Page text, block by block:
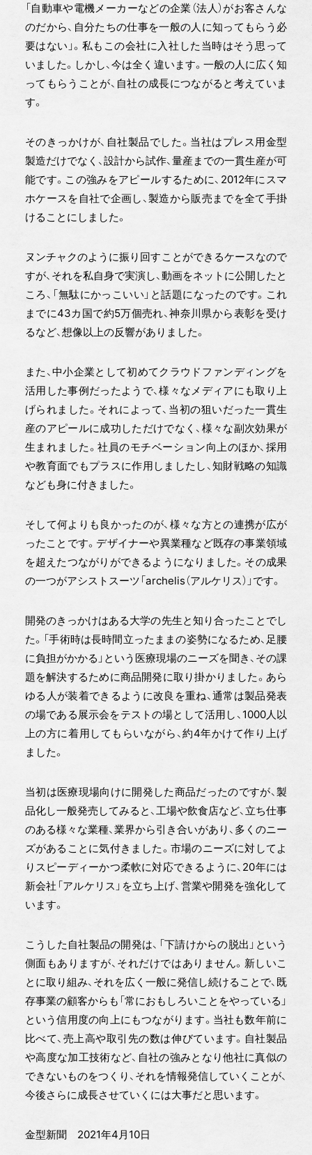
「自動車や電機メーカーなどの企業（法人）がお客さんな
のだから、自分たちの仕事を一般の人に知ってもらう必
要はない」。私もこの会社に入社した当時はそう思って
いました。しかし、今は全く違います。一般の人に広く知
ってもらうことが、自社の成長につながると考えていま
す。
そのきっかけが、自社製品でした。当社はプレス用金型
製造だけでなく、設計から試作、量産までの一貫生産が可
能です。この強みをアピールするために、2012年にスマ
ホケースを自社で企画し、製造から販売までを全て手掛
けることにしました。
ヌンチャクのように振り回すことができるケースなので
すが、それを私自身で実演し、動画をネットに公開したと
ころ、「無駄にかっこいい」と話題になったのです。これ
までに43カ国で約5万個売れ、神奈川県から表彰を受け
るなど、想像以上の反響がありました。
また、中小企業として初めてクラウドファンディングを
活用した事例だったようで、様々なメディアにも取り上
げられました。それによって、当初の狙いだった一貫生
産のアピールに成功しただけでなく、様々な副次効果が
生まれました。社員のモチベーション向上のほか、採用
や教育面でもプラスに作用しましたし、知財戦略の知識
なども身に付きました。
そして何よりも良かったのが、様々な方との連携が広が
ったことです。デザイナーや異業種など既存の事業領域
を超えたつながりができるようになりました。その成果
の一つがアシストスーツ「archelis（アルケリス）」です。
開発のきっかけはある大学の先生と知り合ったことでし
た。「手術時は長時間立ったままの姿勢になるため、足腰
に負担がかかる」という医療現場のニーズを聞き、その課
題を解決するために商品開発に取り掛かりました。あら
ゆる人が装着できるように改良を重ね、通常は製品発表
の場である展示会をテストの場として活用し、1000人以
上の方に着用してもらいながら、約4年かけて作り上げ
ました。
当初は医療現場向けに開発した商品だったのですが、製
品化し一般発売してみると、工場や飲食店など、立ち仕事
のある様々な業種、業界から引き合いがあり、多くのニー
ズがあることに気付きました。市場のニーズに対してよ
りスピーディーかつ柔軟に対応できるように、20年には
新会社「アルケリス」を立ち上げ、営業や開発を強化して
います。
こうした自社製品の開発は、「下請けからの脱出」という
側面もありますが、それだけではありません。新しいこ
とに取り組み、それを広く一般に発信し続けることで、既
存事業の顧客からも「常におもしろいことをやっている」
という信用度の向上にもつながります。当社も数年前に
比べて、売上高や取引先の数は伸びています。自社製品
や高度な加工技術など、自社の強みとなり他社に真似の
できないものをつくり、それを情報発信していくことが、
今後さらに成長させていくには大事だと思います。
金型新聞 2021年4月10日